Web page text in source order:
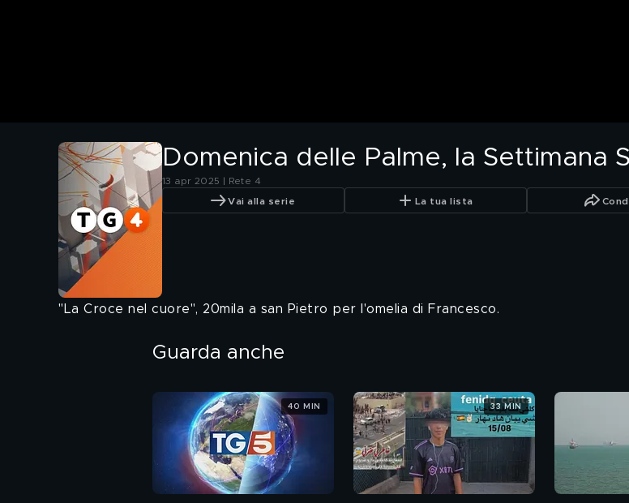
Domenica delle Palme, la Settimana
13 apr 2025 | Rete 4
Vai alla serie La tua lista
"La Croce nel cuore", 20mila a san Pietro per l'omelia di Francesco.
Guarda anche
40 MIN 33 MIN